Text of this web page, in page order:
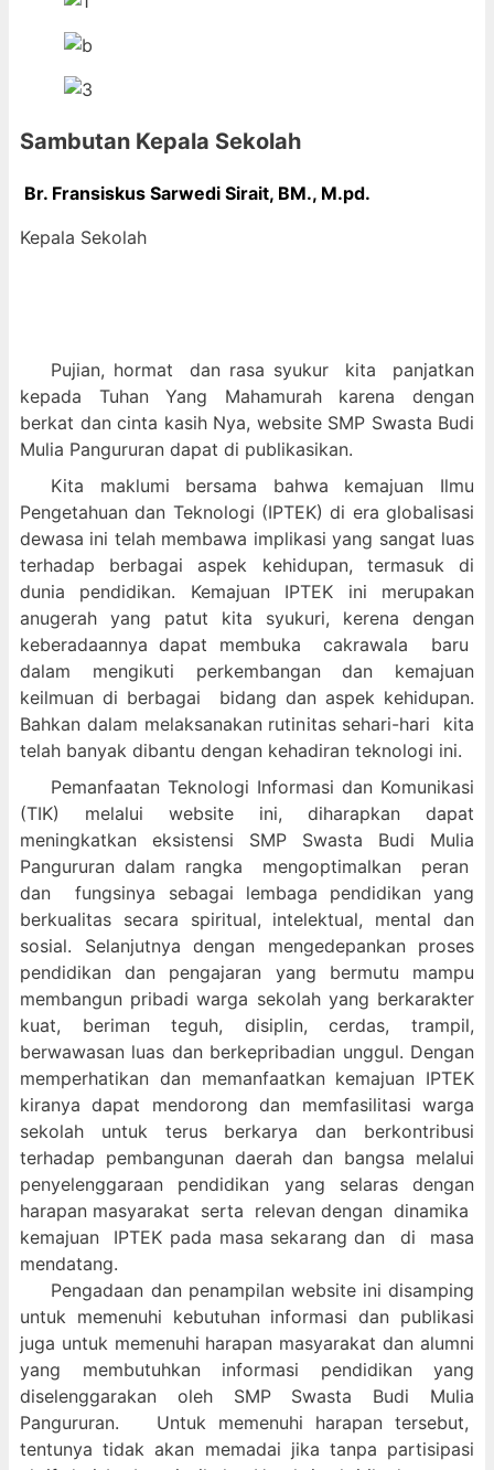
Sambutan Kepala Sekolah
Br. Fransiskus Sarwedi Sirait, BM., M.pd.
Kepala Sekolah
Pujian, hormat dan rasa syukur kita panjatkan
kepada Tuhan Yang Mahamurah karena dengan
berkat dan cinta kasih Nya, website SMP Swasta Budi
Mulia Pangururan dapat di publikasikan.
Kita maklumi bersama bahwa kemajuan Ilmu
Pengetahuan dan Teknologi (IPTEK) di era globalisasi
dewasa ini telah membawa implikasi yang sangat luas
terhadap berbagai aspek kehidupan, termasuk di
dunia pendidikan. Kemajuan IPTEK ini merupakan
anugerah yang patut kita syukuri, kerena dengan
keberadaannya dapat membuka cakrawala baru
dalam mengikuti perkembangan dan kemajuan
keilmuan di berbagai bidang dan aspek kehidupan.
Bahkan dalam melaksanakan rutinitas sehari-hari kita
telah banyak dibantu dengan kehadiran teknologi ini.
Pemanfaatan Teknologi Informasi dan Komunikasi
(TIK) melalui website ini, diharapkan dapat
meningkatkan eksistensi SMP Swasta Budi Mulia
Pangururan dalam rangka mengoptimalkan peran
dan fungsinya sebagai lembaga pendidikan yang
berkualitas secara spiritual, intelektual, mental dan
sosial. Selanjutnya dengan mengedepankan proses
pendidikan dan pengajaran yang bermutu mampu
membangun pribadi warga sekolah yang berkarakter
kuat, beriman teguh, disiplin, cerdas, trampil,
berwawasan luas dan berkepribadian unggul. Dengan
memperhatikan dan memanfaatkan kemajuan IPTEK
kiranya dapat mendorong dan memfasilitasi warga
sekolah untuk terus berkarya dan berkontribusi
terhadap pembangunan daerah dan bangsa melalui
penyelenggaraan pendidikan yang selaras dengan
harapan masyarakat serta relevan dengan dinamika
kemajuan IPTEK pada masa sekarang dan di masa
mendatang.
Pengadaan dan penampilan website ini disamping
untuk memenuhi kebutuhan informasi dan publikasi
juga untuk memenuhi harapan masyarakat dan alumni
yang membutuhkan informasi pendidikan yang
diselenggarakan oleh SMP Swasta Budi Mulia
Pangururan. Untuk memenuhi harapan tersebut,
tentunya tidak akan memadai jika tanpa partisipasi